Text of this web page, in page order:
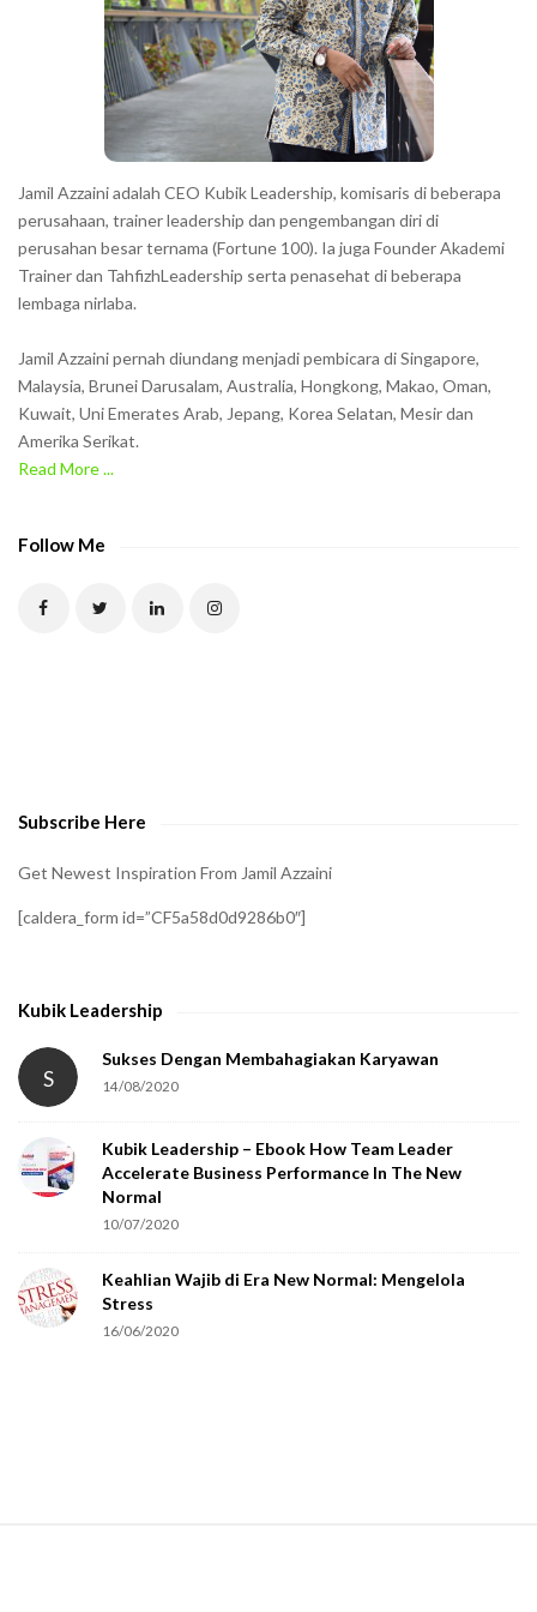
Jamil Azzaini adalah CEO Kubik Leadership, komisaris di beberapa
perusahaan, trainer leadership dan pengembangan diri di
perusahan besar ternama (Fortune 100). Ia juga Founder Akademi
Trainer dan TahfizhLeadership serta penasehat di beberapa
lembaga nirlaba.
Jamil Azzaini pernah diundang menjadi pembicara di Singapore,
Malaysia, Brunei Darusalam, Australia, Hongkong, Makao, Oman,
Kuwait, Uni Emerates Arab, Jepang, Korea Selatan, Mesir dan
Amerika Serikat.
Read More ...
Follow Me
Subscribe Here
Get Newest Inspiration From Jamil Azzaini
[caldera_form id=”CF5a58d0d9286b0″]
Kubik Leadership
S
Sukses Dengan Membahagiakan Karyawan
14/08/2020
Kubik Leadership – Ebook How Team Leader
Accelerate Business Performance In The New
Normal
10/07/2020
Keahlian Wajib di Era New Normal: Mengelola
Stress
16/06/2020